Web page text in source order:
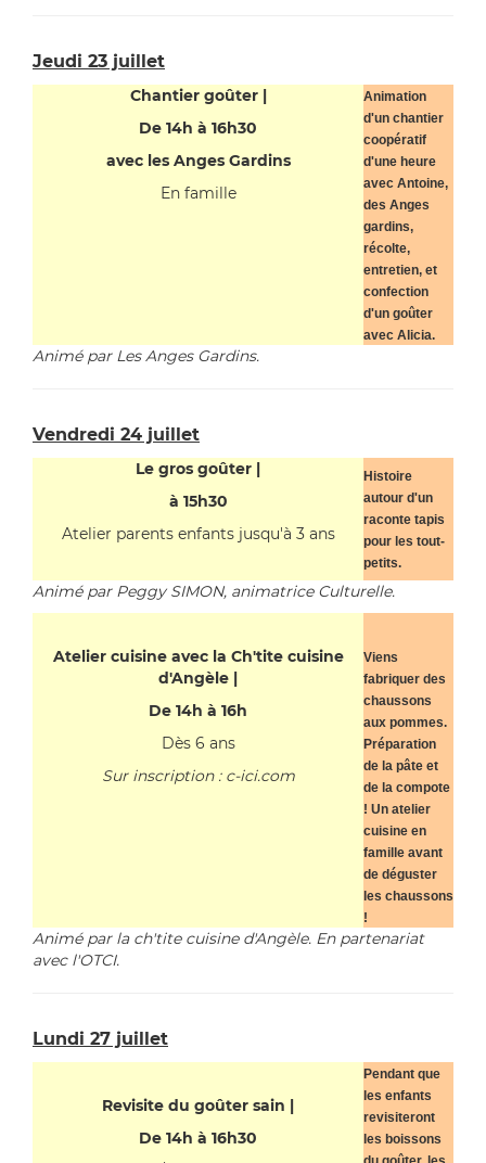
Jeudi 23 juillet
Chantier goûter |
De 14h à 16h30
avec les Anges Gardins
En famille
Animation
d'un chantier
coopératif
d'une heure
avec Antoine,
des Anges
gardins,
récolte,
entretien, et
confection
d'un goûter
avec Alicia.
Animé par Les Anges Gardins.
Vendredi 24 juillet
Le gros goûter |
à 15h30
Atelier parents enfants jusqu'à 3 ans
Histoire
autour d'un
raconte tapis
pour les tout-
petits.
Animé par Peggy SIMON, animatrice Culturelle.
Atelier cuisine avec la Ch'tite cuisine
d'Angèle |
De 14h à 16h
Dès 6 ans
Sur inscription : c-ici.com
Viens
fabriquer des
chaussons
aux pommes.
Préparation
de la pâte et
de la compote
! Un atelier
cuisine en
famille avant
de déguster
les chaussons
!
Animé par la ch'tite cuisine d'Angèle. En partenariat
avec l'OTCI.
Lundi 27 juillet
Revisite du goûter sain |
De 14h à 16h30
Pendant que
les enfants
revisiteront
les boissons